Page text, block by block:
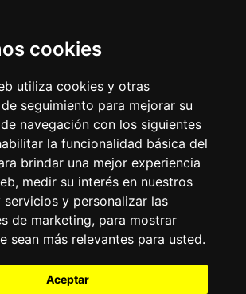
cookies
utiliza cookies y otras
seguimiento para mejorar su
navegación con los siguientes
la funcionalidad básica del
brindar una mejor experiencia
, medir su interés en nuestros
y personalizar las
de marketing, para mostrar
sean más relevantes para usted.
Aceptar
Emisoras Unidas